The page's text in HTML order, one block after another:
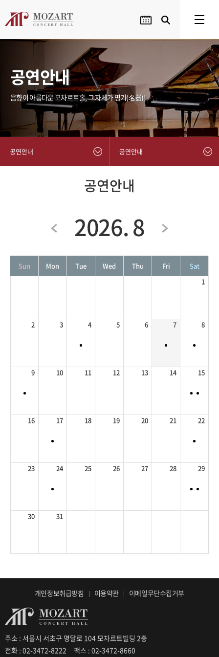
공연안내
음향이 아름다운 모차르트홀, 그 자체가 명기(名器)!
공연안내 공연안내
공연안내
2026. 8
Sun Mon Tue Wed Thu Fri
Sat
1
2 3 4 5 6 7 8
9 10 11 12 13 14 15
16 17 18 19 20 21 22
23 24 25 26 27 28 29
30 31
개인정보취급방침 이용약관 이메일무단수집거부
주소 : 서울시 서초구 명달로 104 모차르트빌딩 2층
전화 : 02-3472-8222
팩스 : 02-3472-8660